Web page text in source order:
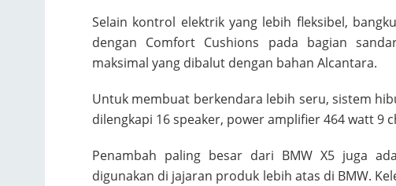
Selain kontrol elektrik yang lebih fleksibel,
dengan Comfort Cushions pada bagian
maksimal yang dibalut dengan bahan Alcantara.
Untuk membuat berkendara lebih seru, sistem
dilengkapi 16 speaker, power amplifier 464 watt 9
Penambah paling besar dari BMW X5 juga
digunakan di jajaran produk lebih atas di BMW.